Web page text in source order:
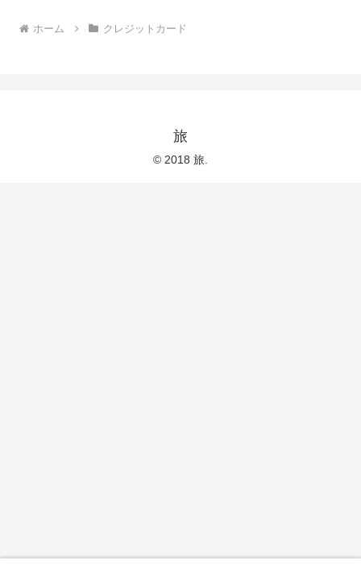
ホーム クレジットカード
旅
© 2018 旅.